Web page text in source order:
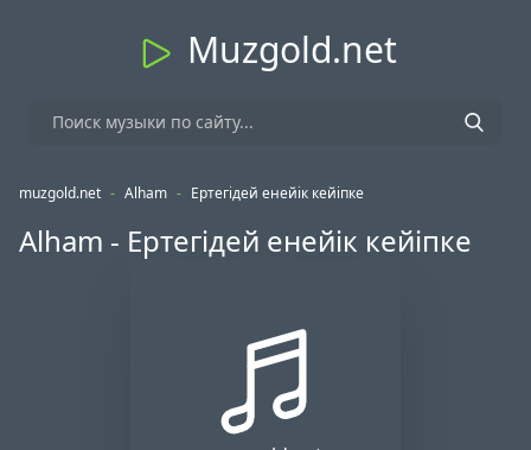
Muzgold.net
muzgold.net - Alham - Ертегідей енейік кейіпке
Alham - Ертегідей енейік кейіпке